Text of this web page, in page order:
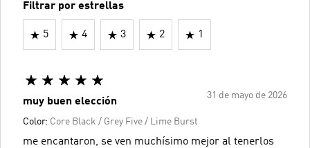
Filtrar por estrellas
5 4 3 2 1
31 de mayo de 2026
muy buen elección
Color: Core Black / Grey Five / Lime Burst
me encantaron, se ven muchísimo mejor al tenerlos